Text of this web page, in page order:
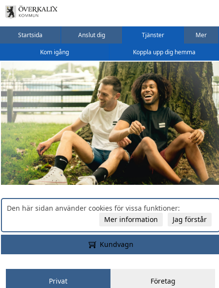
Startsida Anslut dig Tjänster Mer
Kom igång Koppla upp dig hemma
Den här sidan använder cookies för vissa funktioner:
Jag förstår
Mer information
Kundvagn
Privat Företag